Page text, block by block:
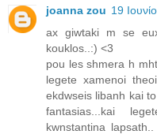
joanna zou 19
ax giwtaki m se
kouklos..:) <3
pou les shmera h
legete xamenoi
ekdwseis libanh kai
fantasias...kai
kwnstantina